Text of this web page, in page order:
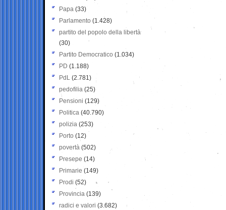
Papa (33)
Parlamento (1.428)
partito del popolo della libertà
(30)
Partito Democratico (1.034)
PD (1.188)
PdL (2.781)
pedofilia (25)
Pensioni (129)
Politica (40.790)
polizia (253)
Porto (12)
povertà (502)
Presepe (14)
Primarie (149)
Prodi (52)
Provincia (139)
radici e valori (3.682)